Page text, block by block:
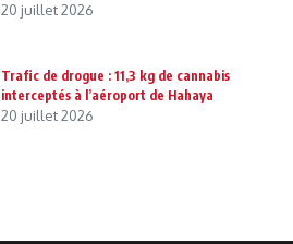
20 juillet 2026
Trafic de drogue : 11,3 kg de cannabis
interceptés à l’aéroport de Hahaya
20 juillet 2026